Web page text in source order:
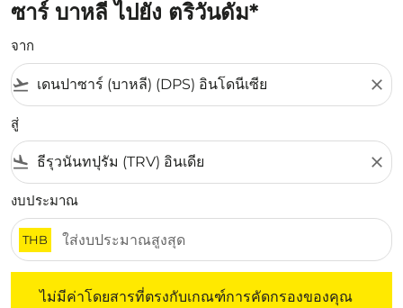
ซาร์ บาหลี ไปยัง ตริวันดัม*
จาก
flight_takeoff close
สู่
flight_land close
งบประมาณ
THB
ไม่มีค่าโดยสารที่ตรงกับเกณฑ์การคัดกรองของคุณ